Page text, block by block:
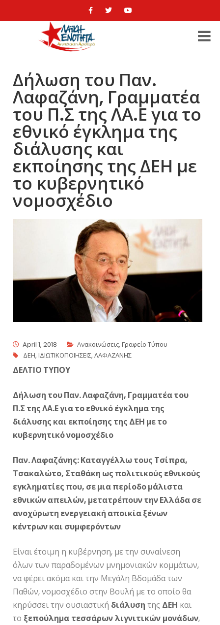
Δήλωση του Παν.
Λαφαζάνη, Γραμματέα
του Π.Σ της ΛΑ.Ε για το
εθνικό έγκλημα της
διάλυσης και
εκποίησης της ΔΕΗ με
το κυβερνητικό
νομοσχέδιο
April 1, 2018 Ανακοινώσεις,Γραφείο Τύπου
ΔΕΗ,ΙΔΙΩΤΙΚΟΠΟΙΗΣΕΙΣ,ΛΑΦΑΖΑΝΗΣ
ΔΕΛΤΙΟ ΤΥΠΟΥ
Δήλωση του Παν. Λαφαζάνη, Γραμματέα του
Π.Σ της ΛΑ.Ε για το εθνικό έγκλημα της
διάλυσης και εκποίησης της ΔΕΗ με το
κυβερνητικό νομοσχέδιο
Παν. Λαφαζάνης: Καταγγέλλω τους Τσίπρα,
Τσακαλώτο, Σταθάκη ως πολιτικούς εθνικούς
εγκληματίες που, σε μια περίοδο μάλιστα
εθνικών απειλών, μετατρέπουν την Ελλάδα σε
ανοχύρωτη ενεργειακή αποικία ξένων
κέντρων και συμφερόντων
Είναι έτοιμη η κυβέρνηση, με την συναίνεση
όλων των παραδομένων μνημονιακών κομμάτων,
να φέρει ακόμα και την Μεγάλη Βδομάδα των
Παθών, νομοσχέδιο στην Βουλή με το οποίο θα
κηρύσσει την ουσιαστική διάλυση της ΔΕΗ και
το ξεπούλημα τεσσάρωνλιγνιτικών μονάδων,